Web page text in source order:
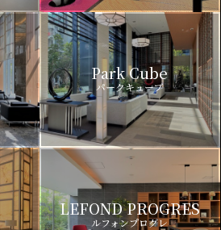
Park Cube
パークキューブ
LEFOND PROGRES
ルフォンプログレ